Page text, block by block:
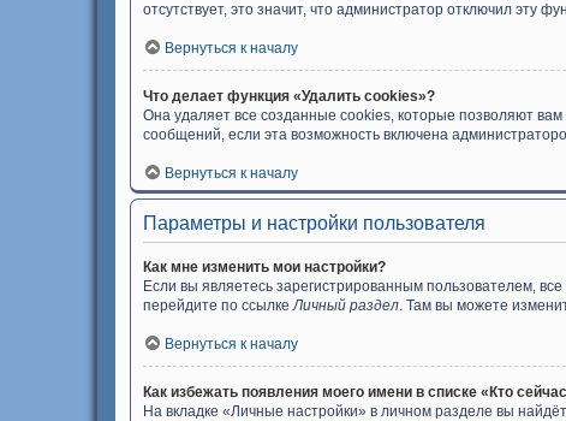
отсутствует, это значит, что администратор отключил эту
Вернуться к началу
Что делает функция «Удалить cookies»?
Она удаляет все созданные cookies, которые позволяют
сообщений, если эта возможность включена
Вернуться к началу
Параметры и настройки пользователя
Как мне изменить мои настройки?
Если вы являетесь зарегистрированным пользователем,
перейдите по ссылкеЛичный раздел. Там вы можете
Вернуться к началу
Как избежать появления моего имени в списке «Кто
На вкладке «Личные настройки» в личном разделе вы